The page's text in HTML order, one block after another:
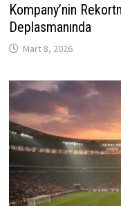
Kompany’nin
Deplasmanında
Mart 8, 2026